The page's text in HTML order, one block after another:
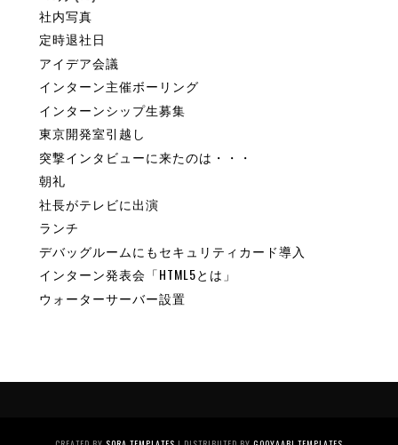
社内写真
定時退社日
アイデア会議
インターン主催ボーリング
インターンシップ生募集
東京開発室引越し
突撃インタビューに来たのは・・・
朝礼
社長がテレビに出演
ランチ
デバッグルームにもセキュリティカード導入
インターン発表会「HTML5とは」
ウォーターサーバー設置